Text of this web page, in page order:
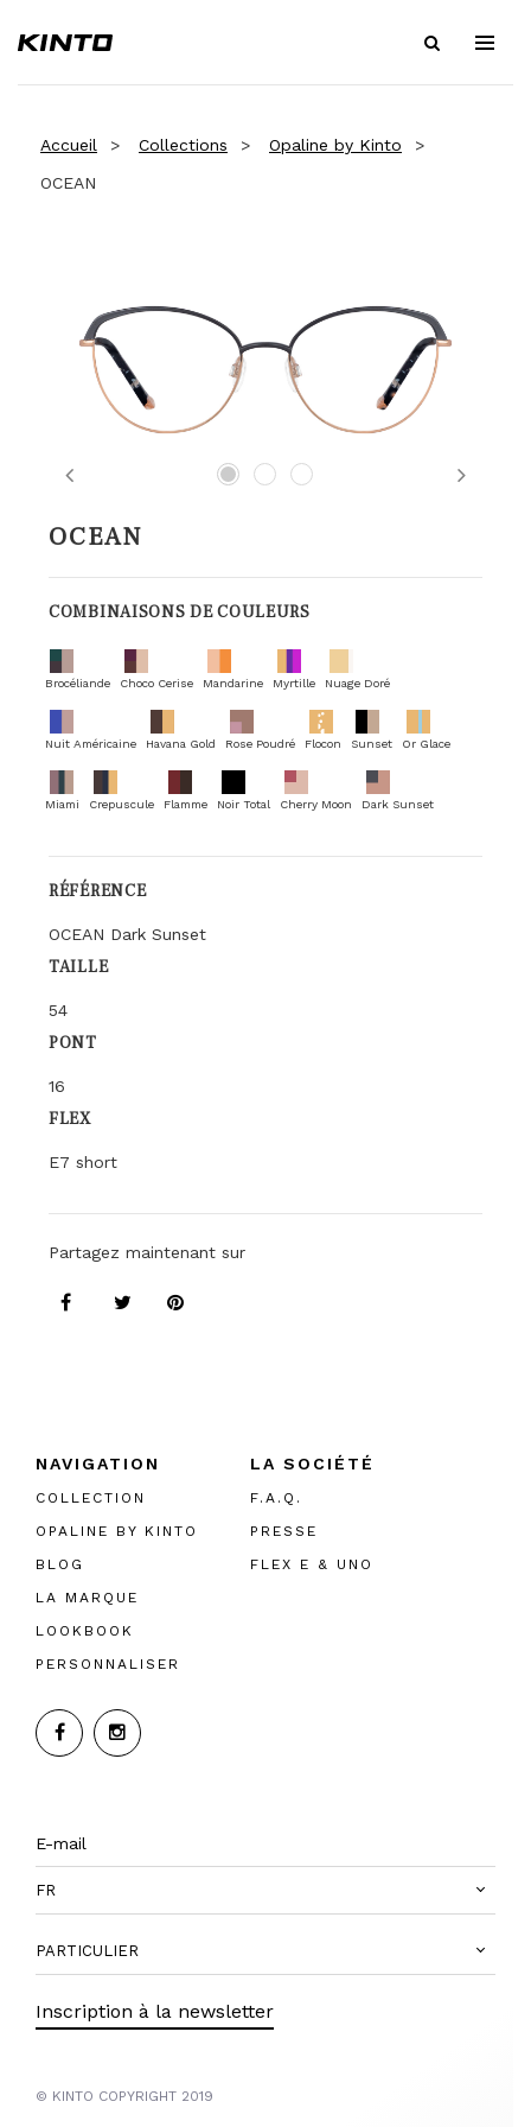
Accueil Collections
Opaline by Kinto
OCEAN
Previous Next
OCEAN
COMBINAISONS DE COULEURS
Brocéliande Choco Cerise Mandarine Myrtille Nuage Doré
Nuit Américaine Havana Gold Rose Poudré Flocon Sunset Or Glace
Miami Crepuscule Flamme Noir Total Cherry Moon Dark Sunset
RÉFÉRENCE
OCEAN Dark Sunset
TAILLE
54
PONT
16
FLEX
E7 short
Partagez maintenant sur
NAVIGATION
COLLECTION
OPALINE BY KINTO
BLOG
LA MARQUE
LOOKBOOK
PERSONNALISER
LA SOCIÉTÉ
F.A.Q.
PRESSE
FLEX E & UNO
FR
PARTICULIER
Inscription à la newsletter
© KINTO COPYRIGHT 2019